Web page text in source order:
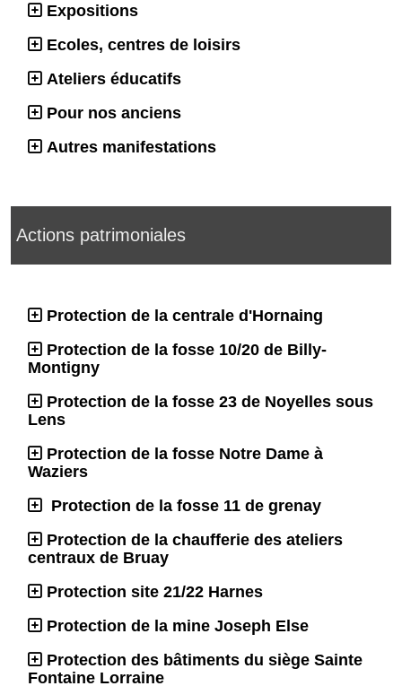
Expositions
Ecoles, centres de loisirs
Ateliers éducatifs
Pour nos anciens
Autres manifestations
Actions patrimoniales
Protection de la centrale d'Hornaing
Protection de la fosse 10/20 de Billy-
Montigny
Protection de la fosse 23 de Noyelles sous
Lens
Protection de la fosse Notre Dame à
Waziers
Protection de la fosse 11 de grenay
Protection de la chaufferie des ateliers
centraux de Bruay
Protection site 21/22 Harnes
Protection de la mine Joseph Else
Protection des bâtiments du siège Sainte
Fontaine Lorraine